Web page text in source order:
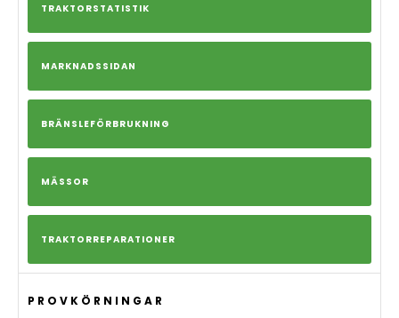
TRAKTORSTATISTIK
MARKNADSSIDAN
BRÄNSLEFÖRBRUKNING
MÄSSOR
TRAKTORREPARATIONER
PROVKÖRNINGAR